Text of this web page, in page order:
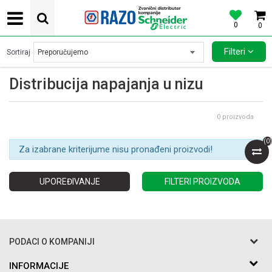
0
0
POVOLJNE CENE AUTOMATSKIH OSIGURACA SCHNEIDER ELECTRIC
(0)
Distribucija napajanja u nizu
Sortiraj Filteri
0 proizvoda
Za izabrane kriterijume nisu pronađeni proizvodi!
UPOREĐIVANJE FILTERI PROIZVODA
PODACI O KOMPANIJI
Razo DOO
INFORMACIJE